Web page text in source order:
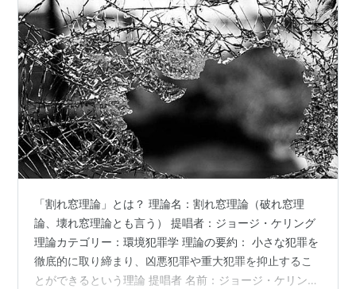
「割れ窓理論」とは？ 理論名：割れ窓理論（破れ窓理
論、壊れ窓理論とも言う） 提唱者：ジョージ・ケリング
理論カテゴリー：環境犯罪学 理論の要約： 小さな犯罪を
徹底的に取り締まり、凶悪犯罪や重大犯罪を抑止するこ
とができるという理論 提唱者 名前：ジョージ・ケリング